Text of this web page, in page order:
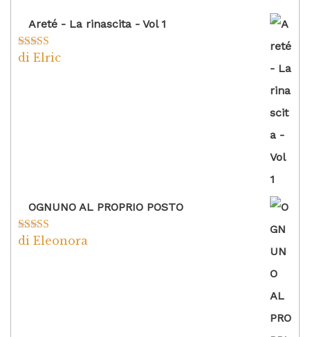
Areté - La rinascita - Vol 1
Valutato5
di Elric
OGNUNO AL PROPRIO POSTO
Valutato5su
di Eleonora